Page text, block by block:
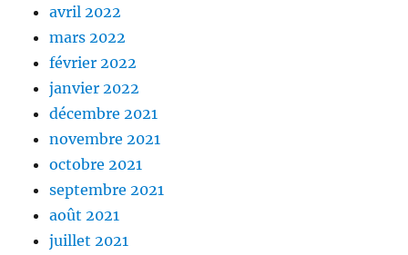
avril 2022
mars 2022
février 2022
janvier 2022
décembre 2021
novembre 2021
octobre 2021
septembre 2021
août 2021
juillet 2021